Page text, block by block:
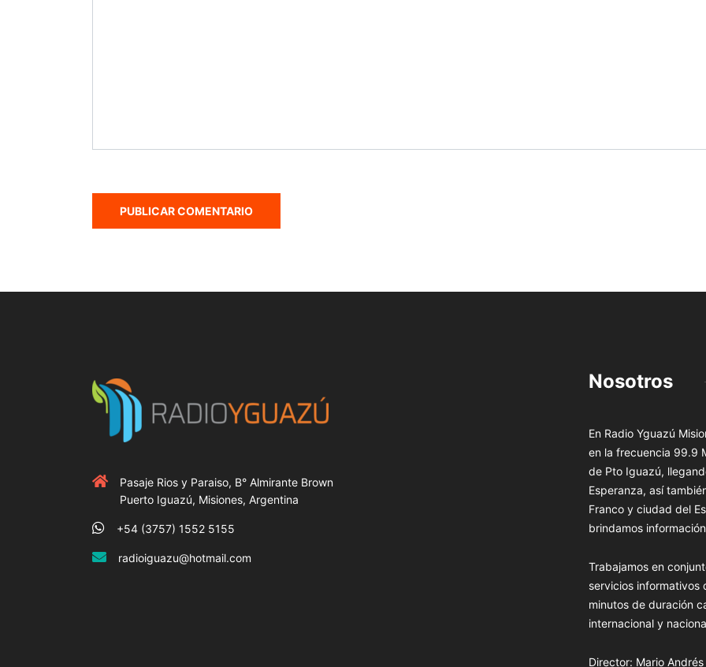
Pasaje Rios y Paraiso, B° Almirante Brown
Puerto Iguazú, Misiones, Argentina
+54 (3757) 1552 5155
radioiguazu@hotmail.com
Nosotros
En Radio Yguazú
en la frecuencia 99.9
de Pto Iguazú,
Esperanza, así
Franco y ciudad del
brindamos
Trabajamos en
servicios informativos
minutos de duración
internacional y
Director: Mario